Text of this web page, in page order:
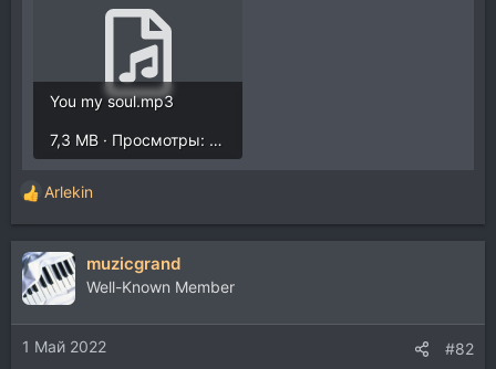
You my soul.mp3
7,3 MB · Просмотры: 1.124
Р
е
а
к
ц
и
и
:
Arlekin
muzicgrand
Well-Known Member
1 Май 2022 #82